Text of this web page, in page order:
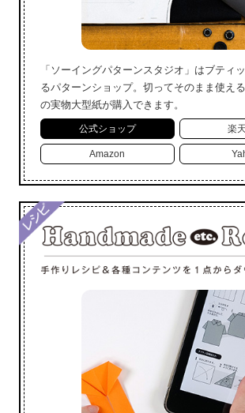
「ソーイングパターンスタジオ」はブティ
るパターンショップ。切ってそのまま使え
の実物大型紙が購入できます。
公式ショップ 楽
Amazon